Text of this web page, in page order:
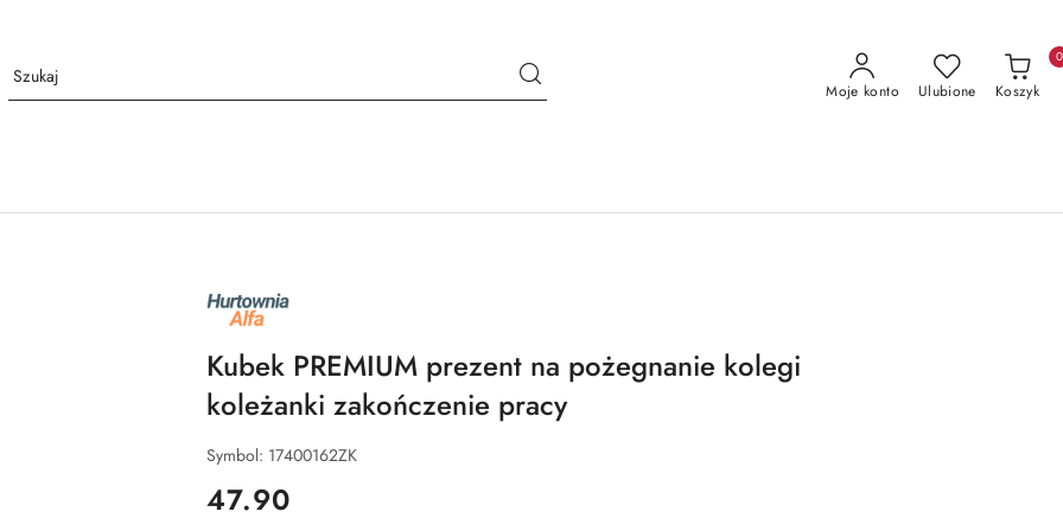
Moje konto Ulubione Koszyk
0
NAZWA
PRODUCENTA:
ALFA
Kubek PREMIUM prezent na pożegnanie kolegi
koleżanki zakończenie pracy
Symbol: 17400162ZK
cena:
47.90